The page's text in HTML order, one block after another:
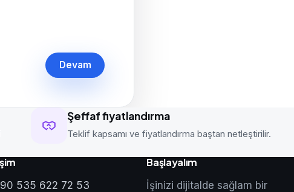
Devam
Şeffaf fiyatlandırma
Teklif kapsamı ve fiyatlandırma baştan netleştirilir.
535 622 72 53
Başlayalım
İşinizi dijitalde sağlam bir